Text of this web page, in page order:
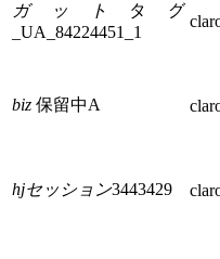
ガット
タグ
_UA_84224451_1
biz 保留中A
hjセッション3443429